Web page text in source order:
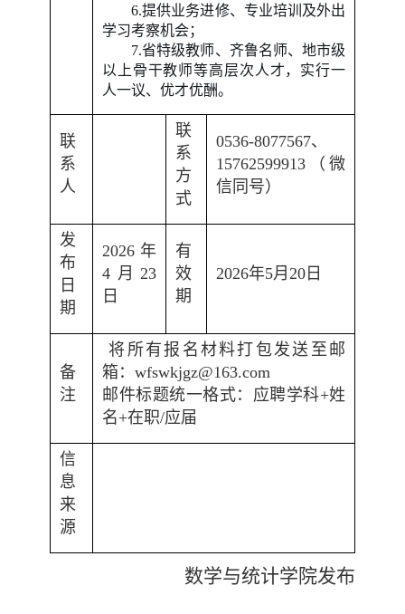
6.提供业务进修、专业培训及外出
学习考察机会；
7.省特级教师、齐鲁名师、地市级
以上骨干教师等高层次人才，实行一
人一议、优才优酬。
联
系
人
联
系
方
式
0536-8077567、
15762599913 （微
信同号）
发
布
日
期
2026 年
4 月 23
日
有
效
期
2026年5月 20 日
备
注
将所有报名材料打包发送至邮
箱： wfswkjgz@163.com
邮件标题统一格式：应聘学科+姓
名+在职/应届
信
息
来
源
数学与统计学院发布